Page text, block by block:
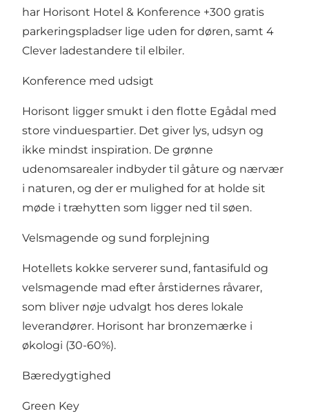
har Horisont Hotel & Konference +300 gratis
parkeringspladser lige uden for døren, samt 4
Clever ladestandere til elbiler.
Konference med udsigt
Horisont ligger smukt i den flotte Egådal med
store vinduespartier. Det giver lys, udsyn og
ikke mindst inspiration. De grønne
udenomsarealer indbyder til gåture og nærvær
i naturen, og der er mulighed for at holde sit
møde i træhytten som ligger ned til søen.
Velsmagende og sund forplejning
Hotellets kokke serverer sund, fantasifuld og
velsmagende mad efter årstidernes råvarer,
som bliver nøje udvalgt hos deres lokale
leverandører. Horisont har bronzemærke i
økologi (30-60%).
Bæredygtighed
Green Key